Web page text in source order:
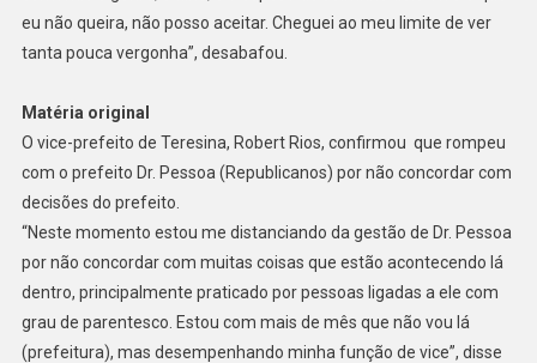
eu não queira, não posso aceitar. Cheguei ao meu limite de ver
tanta pouca vergonha”, desabafou.
Matéria original
O vice-prefeito de Teresina, Robert Rios, confirmou que rompeu
com o prefeito Dr. Pessoa (Republicanos) por não concordar com
decisões do prefeito.
“Neste momento estou me distanciando da gestão de Dr. Pessoa
por não concordar com muitas coisas que estão acontecendo lá
dentro, principalmente praticado por pessoas ligadas a ele com
grau de parentesco. Estou com mais de mês que não vou lá
(prefeitura), mas desempenhando minha função de vice”, disse